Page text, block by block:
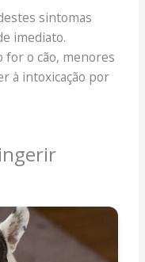
sintomas
imediato.
o cão, menores
à intoxicação por